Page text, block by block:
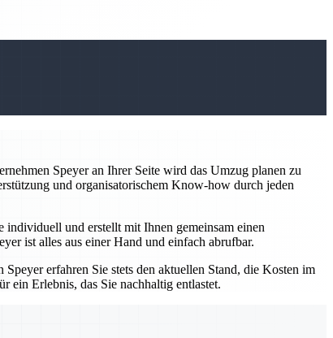
Speyer an Ihrer Seite wird das Umzug planen zu
und organisatorischem Know-how durch jeden
und erstellt mit Ihnen gemeinsam einen
ist alles aus einer Hand und einfach abrufbar.
erfahren Sie stets den aktuellen Stand, die Kosten im
ein Erlebnis, das Sie nachhaltig entlastet.